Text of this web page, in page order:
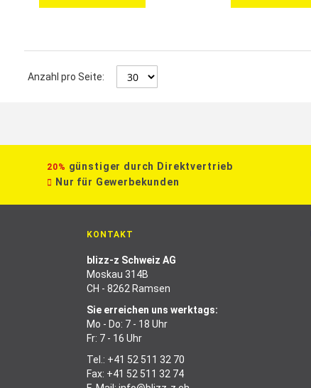
Anzahl pro Seite:
20% günstiger durch Direktvertrieb
Nur für Gewerbekunden
KONTAKT
blizz-z Schweiz AG
Moskau 314B
CH - 8262 Ramsen
Sie erreichen uns werktags:
Mo - Do: 7 - 18 Uhr
Fr: 7 - 16 Uhr
Tel.: +41 52 511 32 70
Fax: +41 52 511 32 74